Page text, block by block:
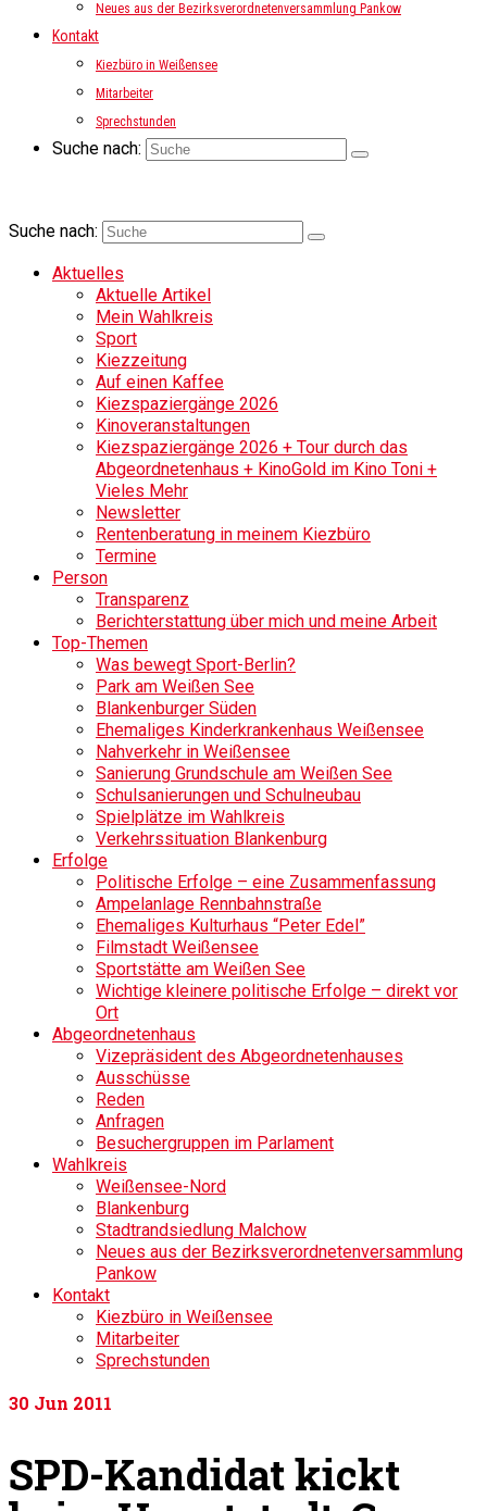
Neues aus der Bezirksverordnetenversammlung Pankow
Kontakt
Kiezbüro in Weißensee
Mitarbeiter
Sprechstunden
Suche nach:
Suche nach:
Aktuelles
Aktuelle Artikel
Mein Wahlkreis
Sport
Kiezzeitung
Auf einen Kaffee
Kiezspaziergänge 2026
Kinoveranstaltungen
Kiezspaziergänge 2026 + Tour durch das
Abgeordnetenhaus + KinoGold im Kino Toni +
Vieles Mehr
Newsletter
Rentenberatung in meinem Kiezbüro
Termine
Person
Transparenz
Berichterstattung über mich und meine Arbeit
Top-Themen
Was bewegt Sport-Berlin?
Park am Weißen See
Blankenburger Süden
Ehemaliges Kinderkrankenhaus Weißensee
Nahverkehr in Weißensee
Sanierung Grundschule am Weißen See
Schulsanierungen und Schulneubau
Spielplätze im Wahlkreis
Verkehrssituation Blankenburg
Erfolge
Politische Erfolge – eine Zusammenfassung
Ampelanlage Rennbahnstraße
Ehemaliges Kulturhaus “Peter Edel”
Filmstadt Weißensee
Sportstätte am Weißen See
Wichtige kleinere politische Erfolge – direkt vor
Ort
Abgeordnetenhaus
Vizepräsident des Abgeordnetenhauses
Ausschüsse
Reden
Anfragen
Besuchergruppen im Parlament
Wahlkreis
Weißensee-Nord
Blankenburg
Stadtrandsiedlung Malchow
Neues aus der Bezirksverordnetenversammlung
Pankow
Kontakt
Kiezbüro in Weißensee
Mitarbeiter
Sprechstunden
30 Jun 2011
SPD-Kandidat kickt